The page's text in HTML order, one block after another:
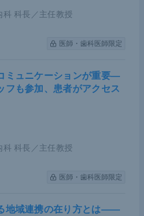
科 科長／主任教授
医師・歯科医師限定
ミュニケーションが重要―
も参加、患者がアクセス
科 科長／主任教授
医師・歯科医師限定
地域連携の在り方とは――